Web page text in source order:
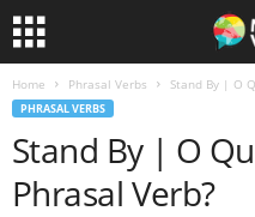
Home Phrasal Verbs Stand By | O
PHRASAL VERBS
Stand By | O
Phrasal Verb?